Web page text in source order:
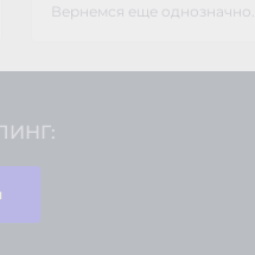
Вернемся еще однозначно...